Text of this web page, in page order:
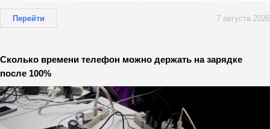
Перейти 7 августа 2026
Сколько времени телефон можно держать на зарядке
после 100%